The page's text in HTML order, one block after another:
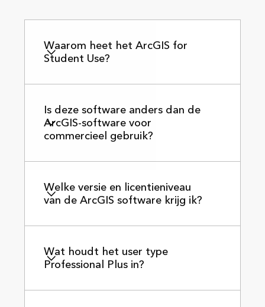
Waarom heet het ArcGIS for
Student Use?
Is deze software anders dan de
ArcGIS-software voor
commercieel gebruik?
Welke versie en licentieniveau
van de ArcGIS software krijg ik?
Wat houdt het user type
Professional Plus in?